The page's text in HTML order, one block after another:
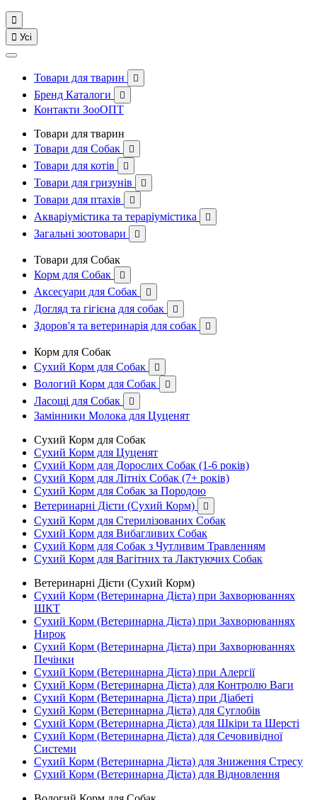

 Усі
Товари для тварин 
Бренд Каталоги 
Контакти ЗооОПТ
Товари для тварин
Товари для Собак

Товари для котів 
Товари для гризунів 
Товари для птахів 
Акваріумістика та тераріумістика 
Загальні зоотовари 
Товари для Собак
Корм для Собак

Аксесуари для Собак 
Догляд та гігієна для собак 
Здоров'я та ветеринарія для собак 
Корм для Собак
Сухий Корм для Собак

Вологий Корм для Собак 
Ласощі для Собак 
Замінники Молока для Цуценят
Сухий Корм для Собак
Сухий Корм для Цуценят
Сухий Корм для Дорослих Собак (1-6 років)
Сухий Корм для Літніх Собак (7+ років)
Сухий Корм для Собак за Породою
Ветеринарні Дієти (Сухий Корм)

Сухий Корм для Стерилізованих Собак
Сухий Корм для Вибагливих Собак
Сухий Корм для Собак з Чутливим Травленням
Сухий Корм для Вагітних та Лактуючих Собак
Ветеринарні Дієти (Сухий Корм)
Сухий Корм (Ветеринарна Дієта) при Захворюваннях
ШКТ
Сухий Корм (Ветеринарна Дієта) при Захворюваннях
Нирок
Сухий Корм (Ветеринарна Дієта) при Захворюваннях
Печінки
Сухий Корм (Ветеринарна Дієта) при Алергії
Сухий Корм (Ветеринарна Дієта) для Контролю Ваги
Сухий Корм (Ветеринарна Дієта) при Діабеті
Сухий Корм (Ветеринарна Дієта) для Суглобів
Сухий Корм (Ветеринарна Дієта) для Шкіри та Шерсті
Сухий Корм (Ветеринарна Дієта) для Сечовивідної
Системи
Сухий Корм (Ветеринарна Дієта) для Зниження Стресу
Сухий Корм (Ветеринарна Дієта) для Відновлення